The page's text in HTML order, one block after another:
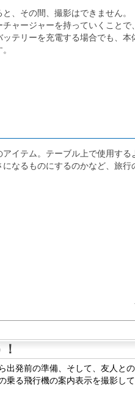
、その間、撮影はできません。
ャージャーを持っていくことで
テリーを充電する場合でも、本
イテム。テーブル上で使用する
なるものにするのかなど、旅行
出発前の準備、そして、友人と
乗る飛行機の案内表示を撮影し